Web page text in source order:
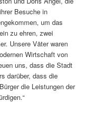
Besuche in
um das
zu ehren, zwei
Unsere Väter waren
Wirtschaft von
uns, dass die Stadt
darüber, dass die
die Leistungen der